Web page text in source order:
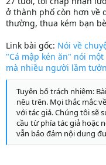
ở thành phố còn hơn về
thường, thua kém bạn bè
Link bài gốc: Nói về
"Cá mập kén ăn" nói
mà nhiều người lầm
Tuyên bố trách nhiệm:
nêu trên. Mọi thắc mắc
với tác giả. Chúng tôi sẽ
cầu từ phía tác giả hoặc
vẫn bảo đảm nội dung